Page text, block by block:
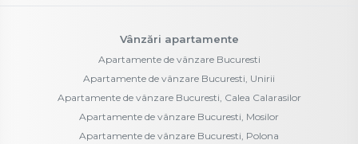
Vânzări apartamente
Apartamente de vânzare Bucuresti
Apartamente de vânzare Bucuresti, Unirii
Apartamente de vânzare Bucuresti, Calea Calarasilor
Apartamente de vânzare Bucuresti, Mosilor
Apartamente de vânzare Bucuresti, Polona